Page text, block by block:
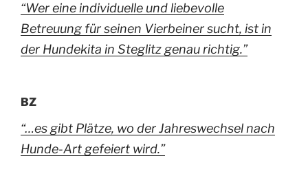
“Wer eine individuelle und liebevolle
Betreuung für seinen Vierbeiner sucht, ist in
der Hundekita in Steglitz genau richtig.”
BZ
“…es gibt Plätze, wo der Jahreswechsel nach
Hunde-Art gefeiert wird.”